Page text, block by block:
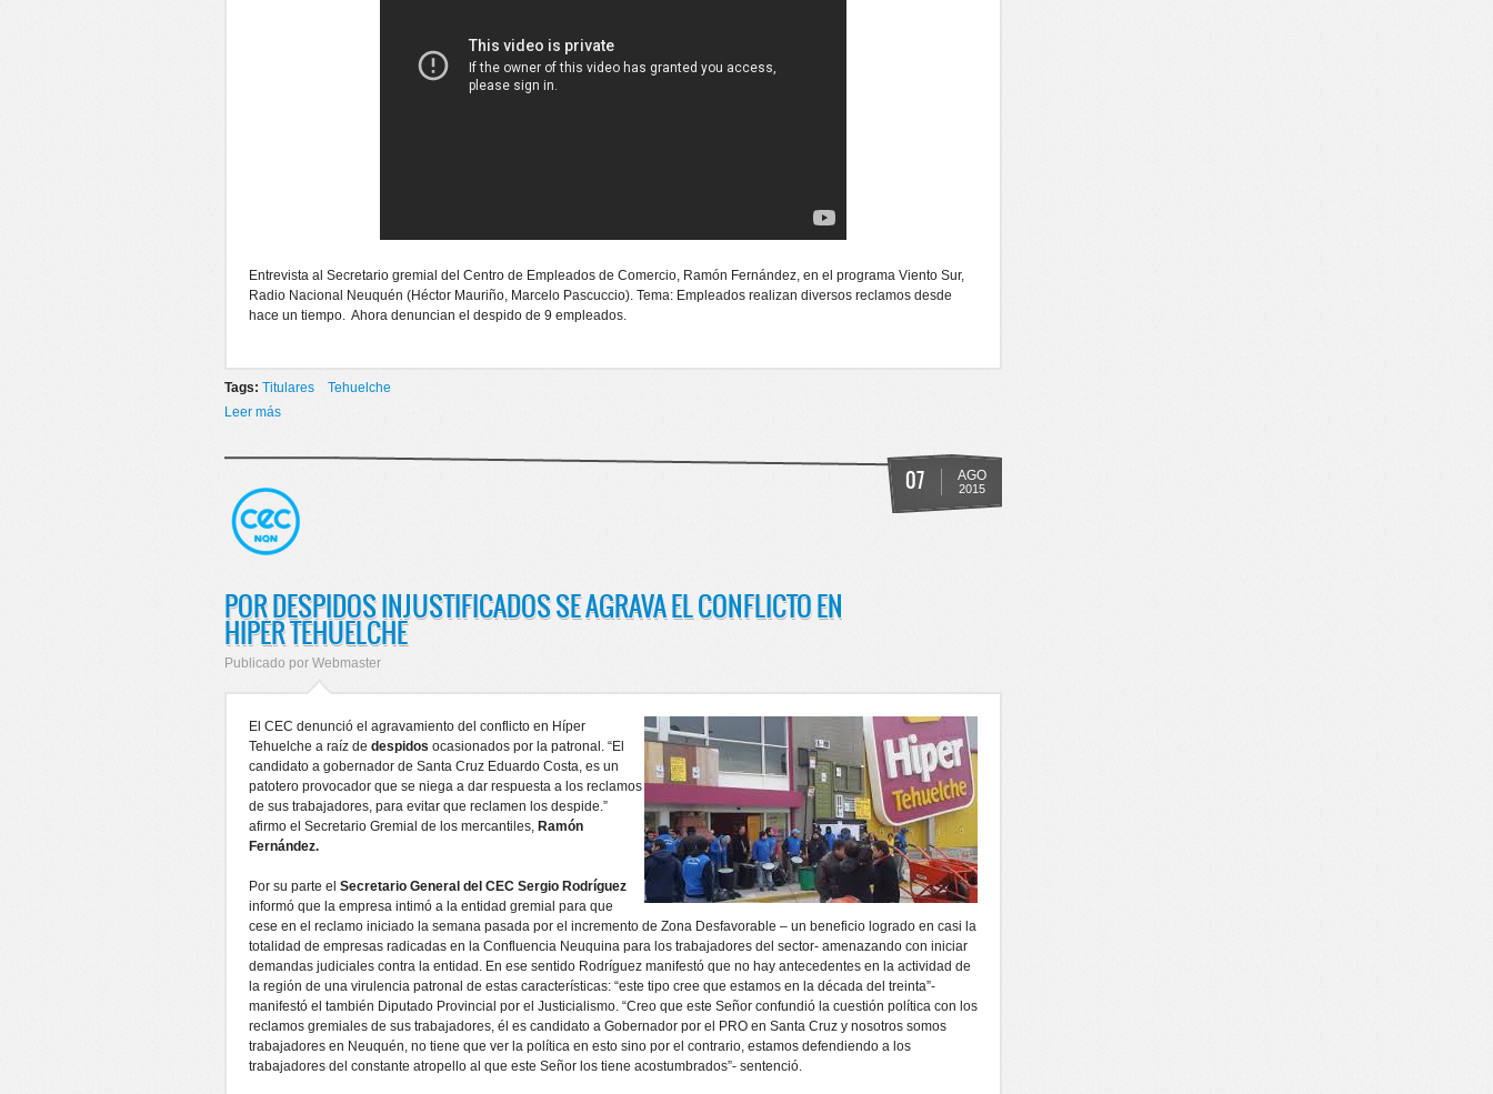
Entrevista al Secretario gremial del Centro de Empleados de Comercio, Ramón Fernández, en el programa Viento Sur,
Radio Nacional Neuquén (Héctor Mauriño, Marcelo Pascuccio). Tema: Empleados realizan diversos reclamos desde
hace un tiempo. Ahora denuncian el despido de 9 empleados.
Tags: Titulares
Tehuelche
Leer más
07 AGO
2015
POR DESPIDOS INJUSTIFICADOS SE AGRAVA EL CONFLICTO EN
HIPER TEHUELCHE
Publicado por Webmaster
El CEC denunció el agravamiento del conflicto en Híper
Tehuelche a raíz de despidos ocasionados por la patronal. “El
candidato a gobernador de Santa Cruz Eduardo Costa, es un
patotero provocador que se niega a dar respuesta a los reclamos
de sus trabajadores, para evitar que reclamen los despide.”
afirmo el Secretario Gremial de los mercantiles, Ramón
Fernández.
Por su parte el Secretario General del CEC Sergio Rodríguez
informó que la empresa intimó a la entidad gremial para que
cese en el reclamo iniciado la semana pasada por el incremento de Zona Desfavorable – un beneficio logrado en casi la
totalidad de empresas radicadas en la Confluencia Neuquina para los trabajadores del sector- amenazando con iniciar
demandas judiciales contra la entidad. En ese sentido Rodríguez manifestó que no hay antecedentes en la actividad de
la región de una virulencia patronal de estas características: “este tipo cree que estamos en la década del treinta”-
manifestó el también Diputado Provincial por el Justicialismo. “Creo que este Señor confundió la cuestión política con los
reclamos gremiales de sus trabajadores, él es candidato a Gobernador por el PRO en Santa Cruz y nosotros somos
trabajadores en Neuquén, no tiene que ver la política en esto sino por el contrario, estamos defendiendo a los
trabajadores del constante atropello al que este Señor los tiene acostumbrados”- sentenció.